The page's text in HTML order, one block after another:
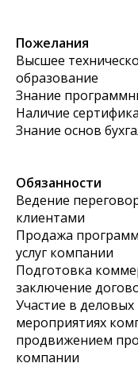
Пожелания
Высшее
образование
Знание
Наличие
Знание основ
Обязанности
Ведение
клиентами
Продажа
услуг компании
Подготовка
заключение
Участие в деловых
мероприятиях
продвижением
компании